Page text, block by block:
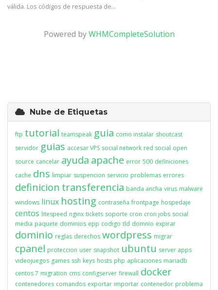
válida. Los códigos de respuesta de...
Powered byWHMCompleteSolution
Nube de Etiquetas
ftp tutorial teamspeak guia como instalar shoutcast
servidor guias accesar VPS social network red social open
source cancelar ayuda apache error 500 definiciones
cache dns limpiar suspencion servicio problemas errores
definicion transferencia banda ancha virus malware
windows linux hosting contraseña frontpage hospedaje
centos litespeed nginx tickets soporte cron cron jobs social
media paquete dominios epp codigo tld domnio expirar
dominio reglas derechos wordpress migrar
cpanel proteccion user snapshot ubuntu server apps
videojuegos games ssh keys hosts php aplicaciones mariadb
centos 7 migration cms configserver firewall docker
contenedores comandos exportar importar contenedor problema